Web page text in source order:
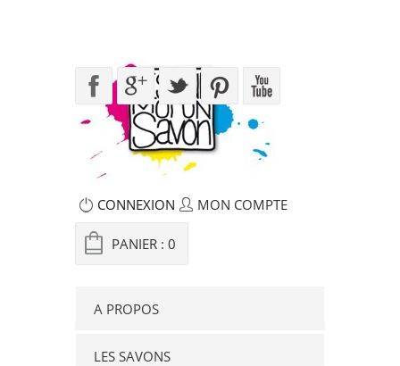
CONNEXION MON COMPTE
PANIER : 0
A PROPOS
LES SAVONS